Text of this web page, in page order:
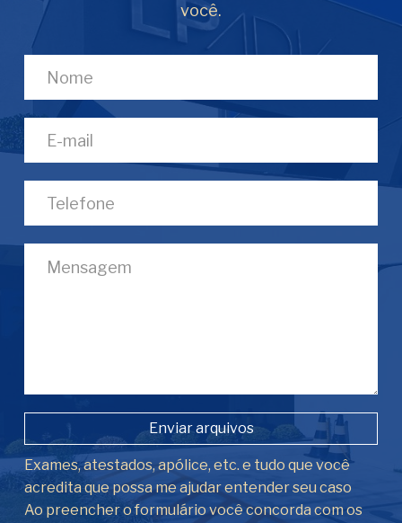
você.
Enviar arquivos
Exames, atestados, apólice, etc. e tudo que você
acredita que possa me ajudar entender seu caso
Ao preencher o formulário você concorda com os